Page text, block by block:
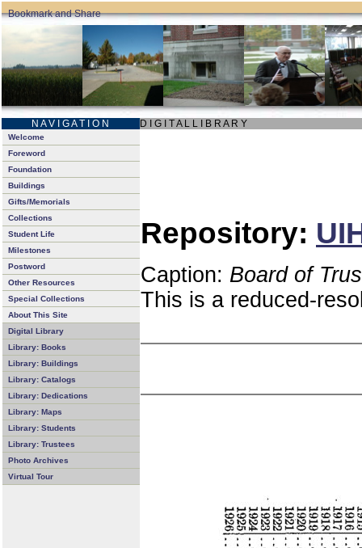
N A V I G A T I O N D I G I T A L L I B R A R Y
Welcome
Foreword
Foundation
Buildings
Gifts/Memorials
Collections
Student Life
Milestones
Postword
Other Resources
Special Collections
About This Site
Digital Library
Library: Books
Library: Buildings
Library: Catalogs
Library: Dedications
Library: Maps
Library: Students
Library: Trustees
Photo Archives
Virtual Tour
Repository:
Caption: Board of
This is a reduced-